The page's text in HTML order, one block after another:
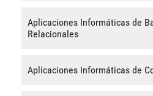
Aplicaciones Informáticas de
Relacionales
Aplicaciones Informáticas de